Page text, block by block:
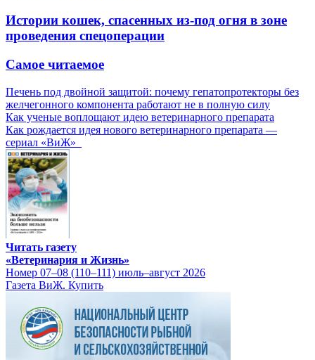
Истории кошек, спасенных из-под огня в зоне
проведения спецоперации
Самое читаемое
Печень под двойной защитой: почему гепатопротекторы без
желчегонного компонента работают не в полную силу
Как ученые воплощают идею ветеринарного препарата
Как рождается идея нового ветеринарного препарата —
сериал «ВиЖ»
Читать газету
«Ветеринария и Жизнь»
Номер 07–08 (110–111) июль–август 2026
Газета ВиЖ. Купить